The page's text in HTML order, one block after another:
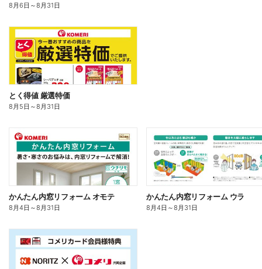
8月6日 ～8月31日
とく得値 厳選特価
8月5日 ～8月31日
かんたん内窓リフォーム オモテ
8月4日 ～8月31日
かんたん内窓リフォーム ウラ
8月4日 ～8月31日